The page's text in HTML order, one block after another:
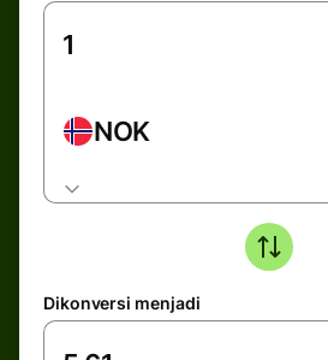
NOK
Dikonversi menjadi